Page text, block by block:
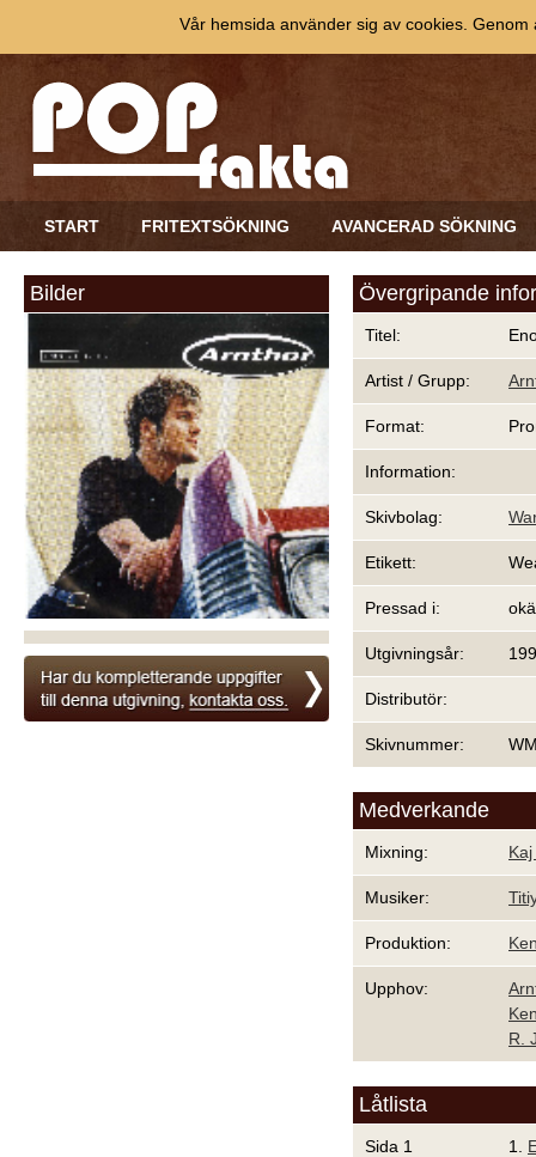
START FRITEXTSÖKNING AVANCERAD SÖKNING
Bilder Övergripande
Titel:
Artist / Grupp:
Format:
Information:
Skivbolag:
Etikett:
Pressad i:
Utgivningsår:
Distributör:
Skivnummer:
Medverkande
Mixning:
Musiker:
Produktion:
Upphov:
R.
Låtlista
Sida 1 1.
Vår hemsida använder sig av cookies.